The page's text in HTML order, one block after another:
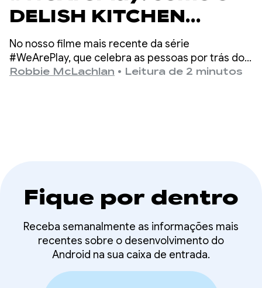
DELISH KITCHEN
resolve o dilema do
jantar e capacita 13
milhões de
No nosso filme mais recente da série
#WeArePlay, que celebra as pessoas por trás dos
apps e jogos no Google Play, conhecemos
Robbie McLachlan • Leitura de 2 minutos
Fique por dentro
Receba semanalmente as informações mais
recentes sobre o desenvolvimento do
Android na sua caixa de entrada.